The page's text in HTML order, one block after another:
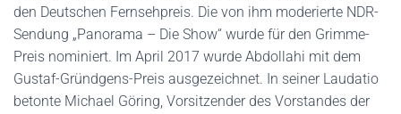
den Deutschen Fernsehpreis. Die von ihm moderierte NDR-
Sendung „Panorama – Die Show“ wurde für den Grimme-
Preis nominiert. Im April 2017 wurde Abdollahi mit dem
Gustaf-Gründgens-Preis ausgezeichnet. In seiner Laudatio
betonte Michael Göring, Vorsitzender des Vorstandes der